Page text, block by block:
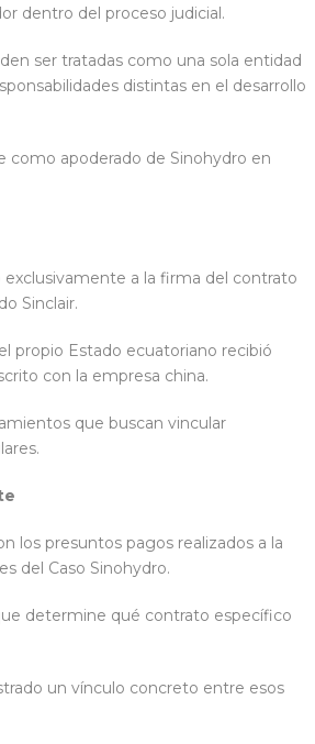
dentro del proceso judicial.
ser tratadas como una sola entidad
distintas en el desarrollo
apoderado de Sinohydro en
a la firma del contrato
Sinclair.
propio Estado ecuatoriano recibió
con la empresa china.
que buscan vincular
los presuntos pagos realizados a la
del Caso Sinohydro.
determine qué contrato específico
un vínculo concreto entre esos